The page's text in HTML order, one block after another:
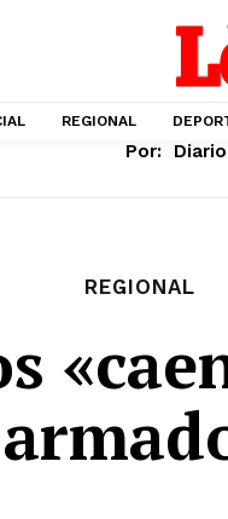
REGIONAL
Por:
REGIONAL